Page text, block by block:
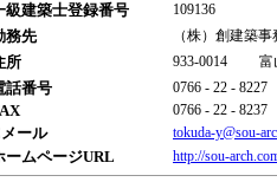
級建築士登録番号 109136
務先 （株）創建築
所 933-0014 富
話番号 0766 - 22 - 8227
0766 - 22 - 8237
ール tokuda-y@sou-
ームページURL http://sou-